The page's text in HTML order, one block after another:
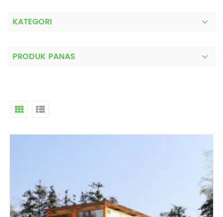
KATEGORI
PRODUK PANAS